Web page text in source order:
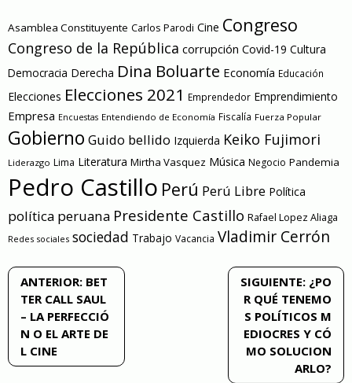
Asamblea Constituyente Carlos Parodi Cine Congreso
Congreso de la República corrupción Covid-19 Cultura
Democracia Derecha Dina Boluarte Economía Educación
Elecciones Elecciones 2021 Emprendedor Emprendimiento
Empresa Encuestas Entendiendo de Economía Fiscalía Fuerza Popular
Gobierno Guido bellido Izquierda Keiko Fujimori
Liderazgo Lima Literatura Mirtha Vasquez Música Negocio Pandemia
Pedro Castillo Perú Perú Libre Política
política peruana Presidente Castillo Rafael Lopez Aliaga
Redes sociales sociedad Trabajo Vacancia Vladimir Cerrón
Navegación
entradas
ANTERIOR: BET
TER CALL SAUL
– LA PERFECCIÓ
N O EL ARTE DE
L CINE
SIGUIENTE: ¿PO
R QUÉ TENEMO
S POLÍTICOS M
EDIOCRES Y CÓ
MO SOLUCION
ARLO?